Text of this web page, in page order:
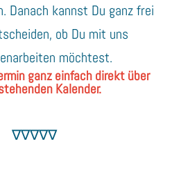
Danach kannst Du ganz frei
ob Du mit uns
möchtest.
ganz einfach direkt über
Kalender.
∇∇∇∇∇